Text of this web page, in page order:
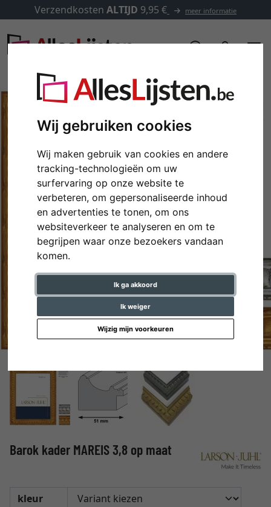
Wij gebruiken cookies
Wij maken gebruik van cookies en andere
tracking-technologieën om uw
surfervaring op onze website te
verbeteren, om gepersonaliseerde inhoud
en advertenties te tonen, om ons
websiteverkeer te analyseren en om te
begrijpen waar onze bezoekers vandaan
komen.
Ik ga akkoord
Ik weiger
Wijzig mijn voorkeuren
Verzendkosten ALTIJD 9,95 € meer informatie
Terug
Barok kader MAREIS 3,8 op maat
kleur